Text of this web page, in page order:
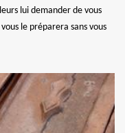
lui demander de vous
le préparera sans vous